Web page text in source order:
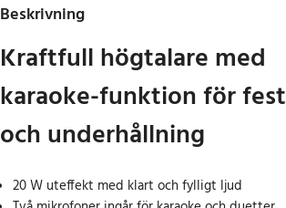
Beskrivning
Kraftfull högtalare med
karaoke-funktion för fest
och underhållning
20 W uteffekt med klart och fylligt ljud